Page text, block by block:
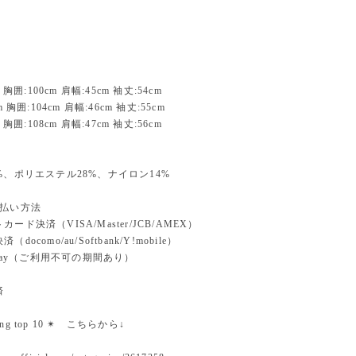
囲:100cm 肩幅:45cm 袖丈:54cm
胸囲:104cm 肩幅:46cm 袖丈:55cm
囲:108cm 肩幅:47cm 袖丈:56cm
、ポリエステル28%、ナイロン14%
い方法
カード決済（VISA/Master/JCB/AMEX）
済（docomo/au/Softbank/Y!mobile）
（ご利用不可の期間あり）
top 10 ✴︎ こちらから↓